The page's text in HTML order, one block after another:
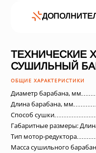
ТЕХНИЧЕСКИЕ
СУШИЛЬНЫЙ
ОБЩИЕ ХАРАКТЕРИСТИКИ
Диаметр барабана, мм
Длина барабана, мм
Способ сушки
Габаритные размеры:
Тип мотор-редуктора
Масса сушильного